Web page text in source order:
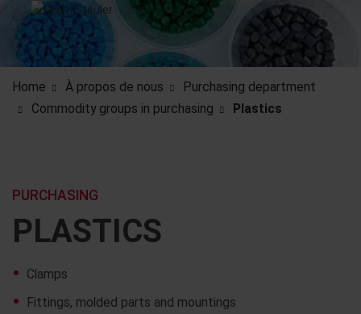
Home À propos de nous
Purchasing department
Commodity groups in purchasing
Plastics
PLASTICS
PURCHASING
Clamps
Fittings, molded parts and mountings